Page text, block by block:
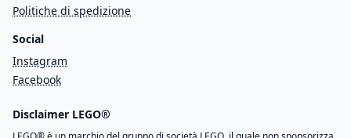
Politiche di spedizione
Social
Instagram
Facebook
Disclaimer LEGO®